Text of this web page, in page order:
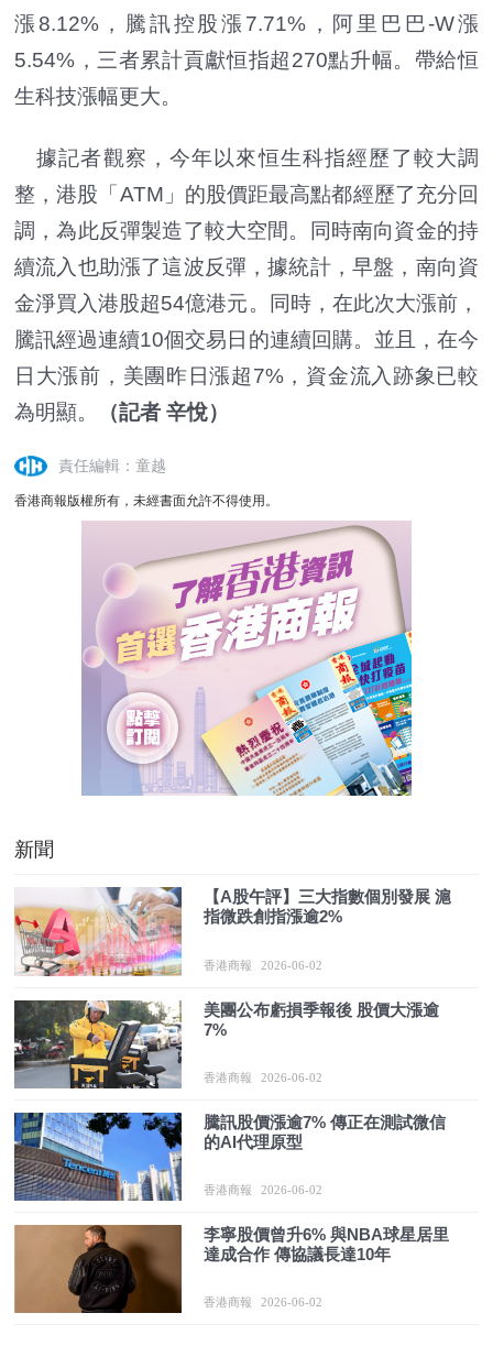
漲8.12%，騰訊控股漲7.71%，阿里巴巴-W漲
5.54%，三者累計貢獻恒指超270點升幅。帶給恒
生科技漲幅更大。
據記者觀察，今年以來恒生科指經歷了較大調
整，港股「ATM」的股價距最高點都經歷了充分回
調，為此反彈製造了較大空間。同時南向資金的持
續流入也助漲了這波反彈，據統計，早盤，南向資
金淨買入港股超54億港元。同時，在此次大漲前，
騰訊經過連續10個交易日的連續回購。並且，在今
日大漲前，美團昨日漲超7%，資金流入跡象已較
為明顯。
（記者 辛悅）
責任編輯：童越
香港商報版權所有，未經書面允許不得使用。
新聞
【A股午評】三大指數個別發展 滬
指微跌創指漲逾2%
香港商報 2026-06-02
美團公布虧損季報後 股價大漲逾
7%
香港商報 2026-06-02
騰訊股價漲逾7% 傳正在測試微信
的AI代理原型
香港商報 2026-06-02
李寧股價曾升6% 與NBA球星居里
達成合作 傳協議長達10年
香港商報 2026-06-02